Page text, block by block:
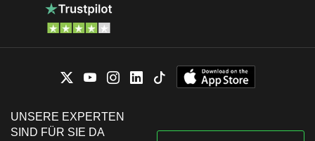
UNSERE EXPERTEN
SIND FÜR SIE DA